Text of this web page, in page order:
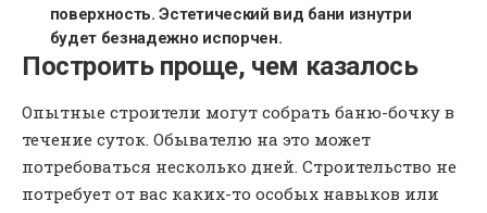
поверхность. Эстетический вид бани изнутри
будет безнадежно испорчен.
Построить проще, чем казалось
Опытные строители могут собрать баню-бочку в
течение суток. Обывателю на это может
потребоваться несколько дней. Строительство не
потребует от вас каких-то особых навыков или